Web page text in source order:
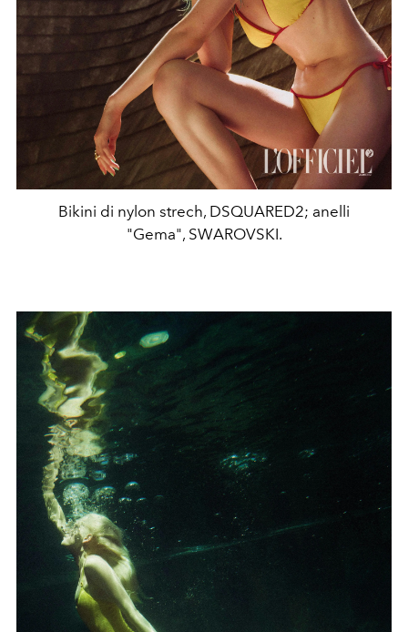
Bikini di nylon strech, DSQUARED2; anelli
"Gema", SWAROVSKI.